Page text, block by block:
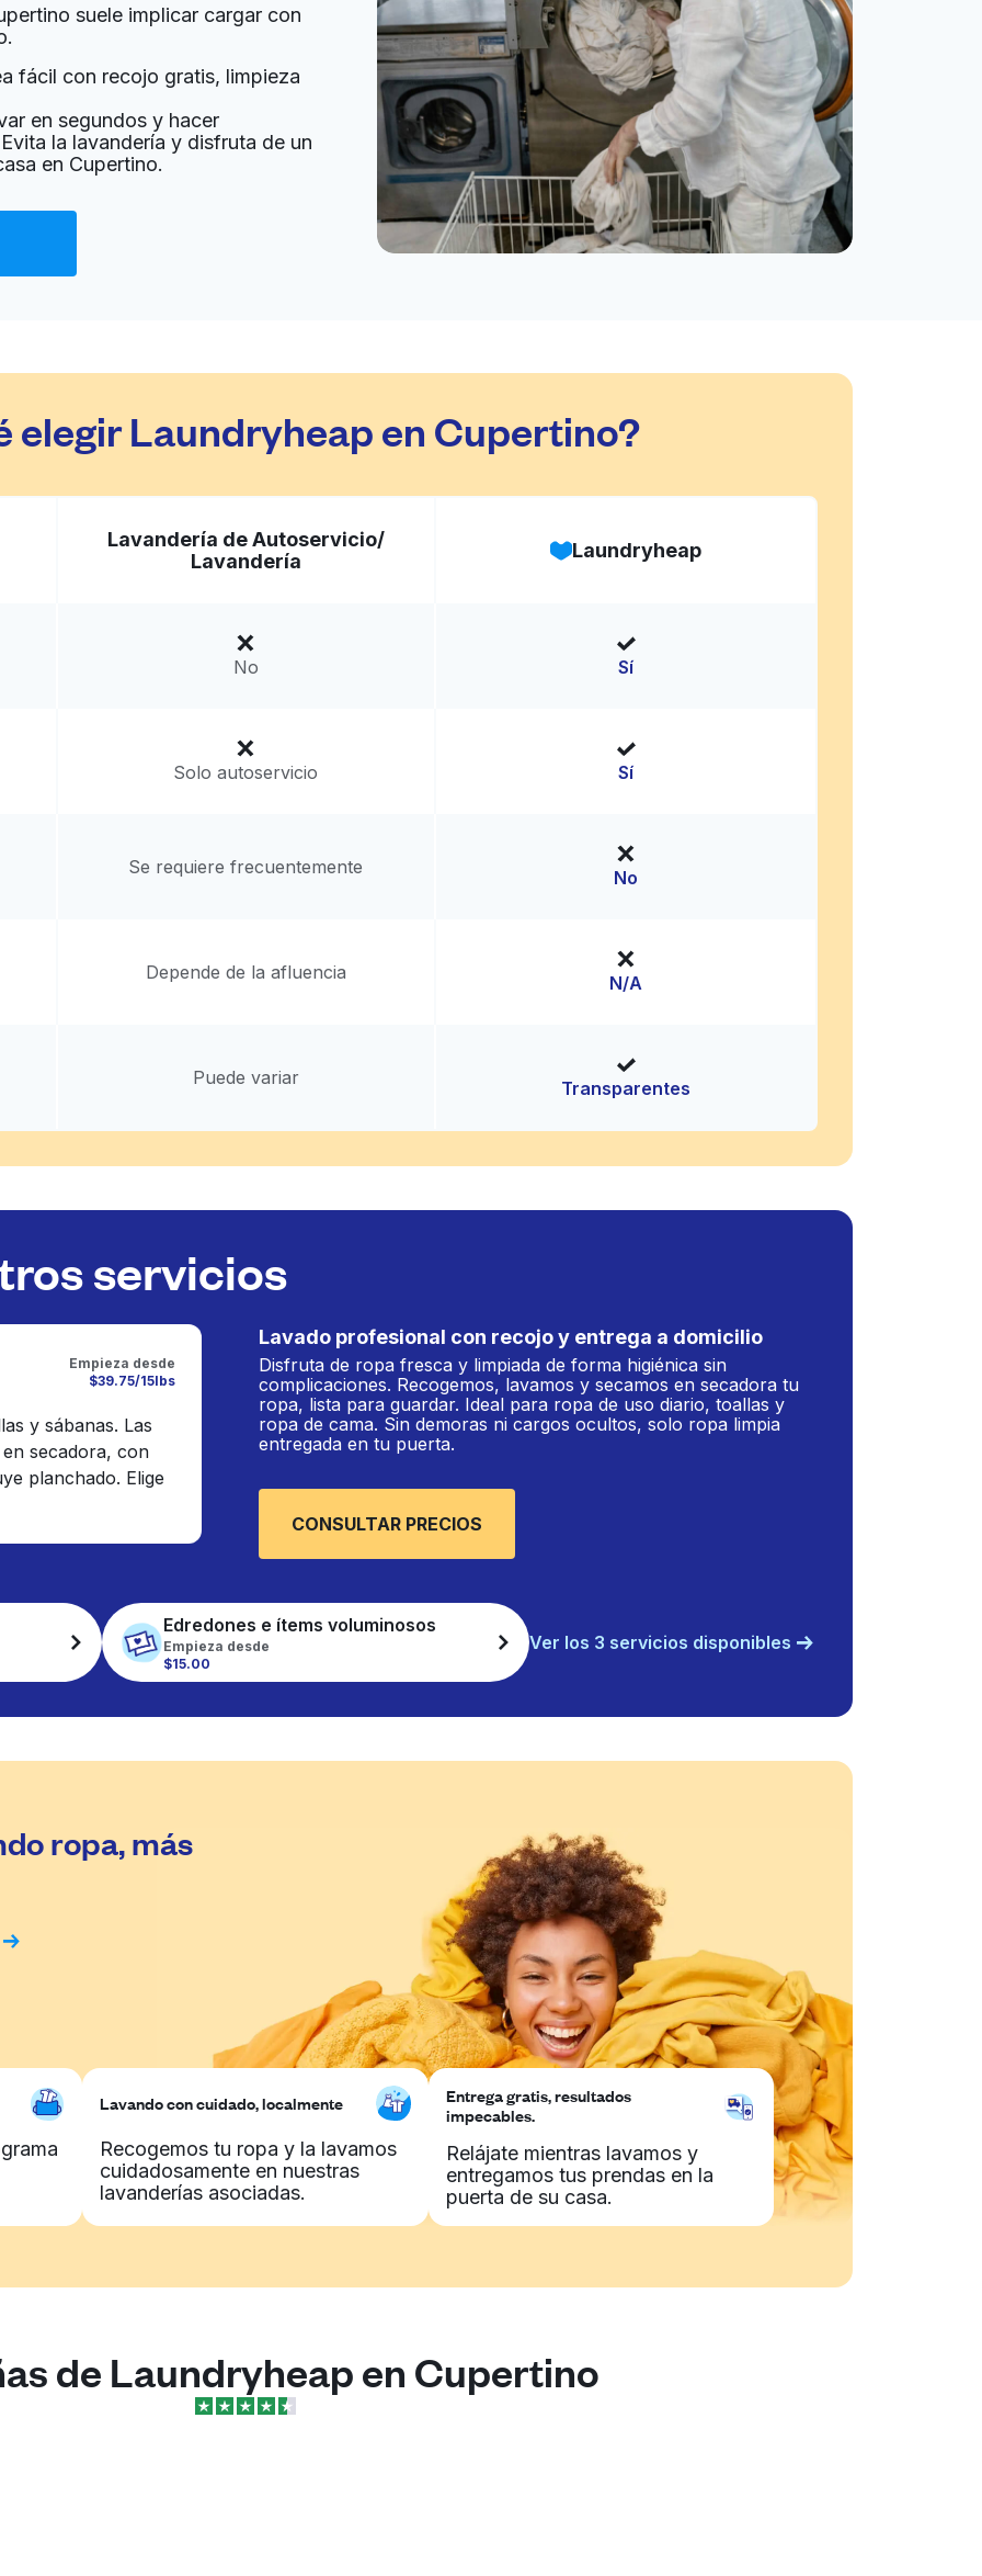
States
domicilio:desconocido
Ir al sitio web
domicilio:
domicilio:desconocido
suele implicar cargar con
fácil con recojo gratis, limpieza
en segundos y hacer
la lavandería y disfruta de un
en Cupertino.
elegir Laundryheap en Cupertino?
Lavandería de Autoservicio/
Lavandería
Laundryheap
No Sí
Solo autoservicio Sí
Se requiere frecuentemente No
Depende de la afluencia N/A
Puede variar Transparentes
servicios
Empieza desde
$39.75/15lbs
y sábanas. Las
secadora, con
planchado. Elige
Lavado profesional con recojo y entrega a domicilio
Disfruta de ropa fresca y limpiada de forma higiénica sin
complicaciones. Recogemos, lavamos y secamos en secadora tu
ropa, lista para guardar. Ideal para ropa de uso diario, toallas y
ropa de cama. Sin demoras ni cargos ocultos, solo ropa limpia
entregada en tu puerta.
CONSULTAR PRECIOS
Edredones e ítems voluminosos
Empieza desde
$15.00
Ver los 3 servicios disponibles
ropa, más
Lavando con cuidado, localmente
Recogemos tu ropa y la lavamos
cuidadosamente en nuestras
lavanderías asociadas.
Entrega gratis, resultados
impecables.
Relájate mientras lavamos y
entregamos tus prendas en la
puerta de su casa.
de Laundryheap en Cupertino